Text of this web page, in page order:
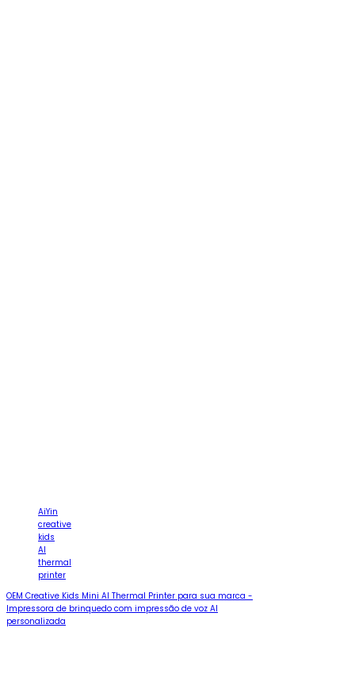
AiYin
creative
kids
AI
thermal
printer
OEM Creative Kids Mini AI Thermal Printer para sua marca -
Impressora de brinquedo com impressão de voz AI
personalizada